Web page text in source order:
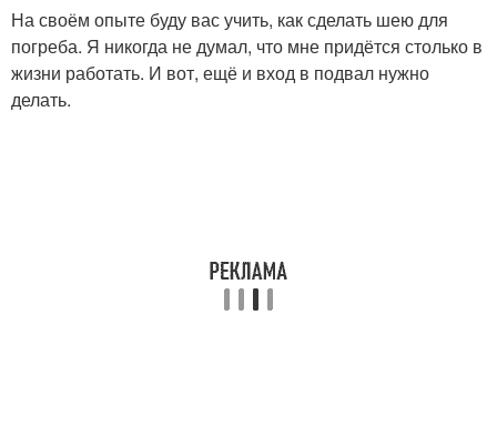
На своём опыте буду вас учить, как сделать шею для
погреба. Я никогда не думал, что мне придётся столько в
жизни работать. И вот, ещё и вход в подвал нужно
делать.